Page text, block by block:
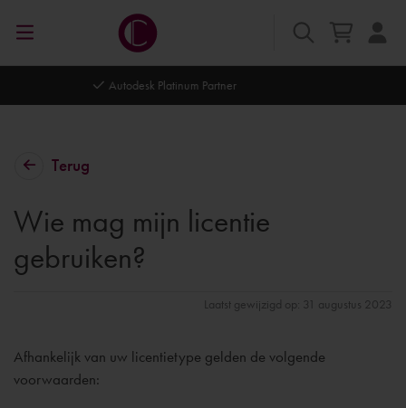
Autodesk Platinum Partner
Terug
Wie mag mijn licentie
gebruiken?
Laatst gewijzigd op: 31 augustus 2023
Afhankelijk van uw licentietype gelden de volgende
voorwaarden: